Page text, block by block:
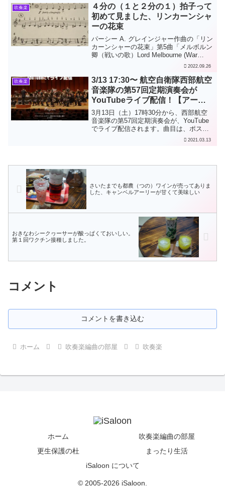
くて楽しかったです。香川...
吹奏楽
４分の（１と２分の１）拍子って
初めて見ました、リンカーンシャ
ーの花束
パーシー A. グレインジャー作曲の「リン
カーンシャーの花束」第5曲「メルボルン
卿（戦いの歌）Lord Melbourne (War
Song)」です。（F. フェネル校訂版、4th
（Free ti...
2022.09.26
吹奏楽
3/13 17:30〜 航空自衛隊西部航空
音楽隊の第57回定期演奏会が
YouTubeライブ配信！【アーカ
イブあり】
3月13日（土）17時30分から、西部航空
音楽隊の第57回定期演奏会が、YouTube
でライブ配信されます。曲目は、ポスタ
ーにあるとおりで予定されています。ア
2021.03.13
さいたまでも都農（つの）ワインが売ってありま
した、キャンベルアーリーが甘くて美味しい
おきなわシークヮーサーが酸っぱくておいしい。
第１回ワクチン接種しました。
コメント
コメントを書き込む
ホーム 吹奏楽編曲の部屋 吹奏楽
ホーム
吹奏楽編曲の部屋
更生保護の杜
まったり生活
iSaloon について
© 2005-2026 iSaloon.